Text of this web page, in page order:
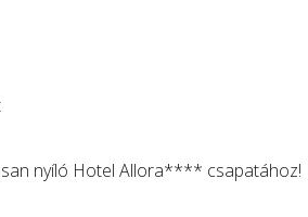
nyíló Hotel Allora**** csapatához!